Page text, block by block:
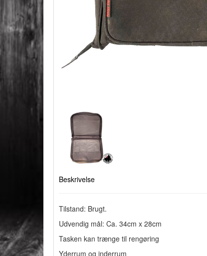
Beskrivelse
Tilstand: Brugt.
Udvendig mål: Ca. 34cm x 28cm
Tasken kan trænge til rengøring
Yderrum og inderrum